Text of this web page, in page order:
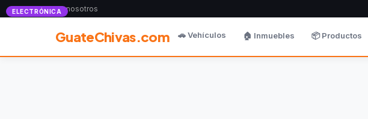
Anunciate con nosotros
GuateChivas.com 🚗 Vehículos 🏠 Inmuebles 📦 Productos
ELECTRÓNICA